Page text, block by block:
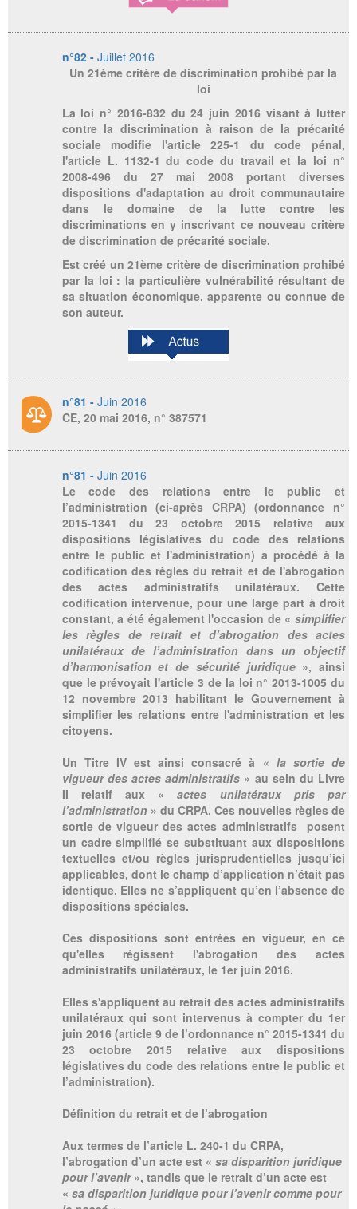
n°82 - Juillet 2016
Un 21ème critère de discrimination prohibé par la
loi
La loi n° 2016-832 du 24 juin 2016 visant à lutter
contre la discrimination à raison de la précarité
sociale modifie l'article 225-1 du code pénal,
l'article L. 1132-1 du code du travail et la loi n°
2008-496 du 27 mai 2008 portant diverses
dispositions d'adaptation au droit communautaire
dans le domaine de la lutte contre les
discriminations en y inscrivant ce nouveau critère
de discrimination de précarité sociale.
Est créé un 21ème critère de discrimination prohibé
par la loi : la particulière vulnérabilité résultant de
sa situation économique, apparente ou connue de
son auteur.
n°81 - Juin 2016
CE, 20 mai 2016, n° 387571
n°81 - Juin 2016
Le code des relations entre le public et
l’administration (ci-après CRPA) (ordonnance n°
2015-1341 du 23 octobre 2015 relative aux
dispositions législatives du code des relations
entre le public et l'administration) a procédé à la
codification des règles du retrait et de l'abrogation
des actes administratifs unilatéraux. Cette
codification intervenue, pour une large part à droit
constant, a été également l'occasion de « simplifier
les règles de retrait et d’abrogation des actes
unilatéraux de l’administration dans un objectif
d’harmonisation et de sécurité juridique», ainsi
que le prévoyait l'article 3 de la loi n° 2013-1005 du
12 novembre 2013 habilitant le Gouvernement à
simplifier les relations entre l'administration et les
citoyens.
Un Titre IV est ainsi consacré à « la sortie de
vigueur des actes administratifs » au sein du Livre
II relatif aux «actes unilatéraux pris par
l’administration » du CRPA. Ces nouvelles règles de
sortie de vigueur des actes administratifs posent
un cadre simplifié se substituant aux dispositions
textuelles et/ou règles jurisprudentielles jusqu’ici
applicables, dont le champ d’application n’était pas
identique. Elles ne s’appliquent qu’en l’absence de
dispositions spéciales.
Ces dispositions sont entrées en vigueur, en ce
qu'elles régissent l'abrogation des actes
administratifs unilatéraux, le 1er juin 2016.
Elles s'appliquent au retrait des actes administratifs
unilatéraux qui sont intervenus à compter du 1er
juin 2016 (article 9 de l’ordonnance n° 2015-1341 du
23 octobre 2015 relative aux dispositions
législatives du code des relations entre le public et
l’administration).
Définition du retrait et de l’abrogation
Aux termes de l’article L. 240-1 du CRPA,
l’abrogation d’un acte est « sa disparition juridique
pour l’avenir », tandis que le retrait d’un acte est
« sa disparition juridique pour l’avenir comme pour